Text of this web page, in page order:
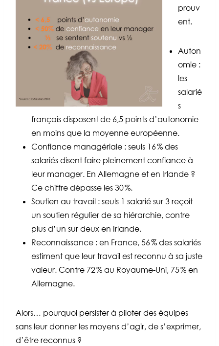
prouv
ent.
Auton
omie :
les
salarié
s
français disposent de 6,5 points d’autonomie
en moins que la moyenne européenne.
Confiance managériale : seuls 16 % des
salariés disent faire pleinement confiance à
leur manager. En Allemagne et en Irlande ?
Ce chiffre dépasse les 30 %.
Soutien au travail : seuls 1 salarié sur 3 reçoit
un soutien régulier de sa hiérarchie, contre
plus d’un sur deux en Irlande.
Reconnaissance : en France, 56 % des salariés
estiment que leur travail est reconnu à sa juste
valeur. Contre 72 % au Royaume-Uni, 75 % en
Allemagne.
Alors… pourquoi persister à piloter des équipes
sans leur donner les moyens d’agir, de s’exprimer,
d’être reconnus ?